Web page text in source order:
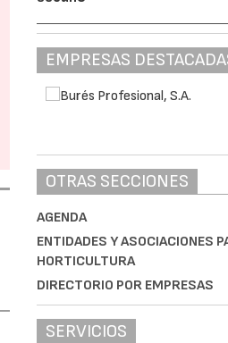
EMPRESAS
OTRAS SECCIONES
AGENDA
ENTIDADES Y ASOCIACIONES
HORTICULTURA
DIRECTORIO POR EMPRESAS
SERVICIOS